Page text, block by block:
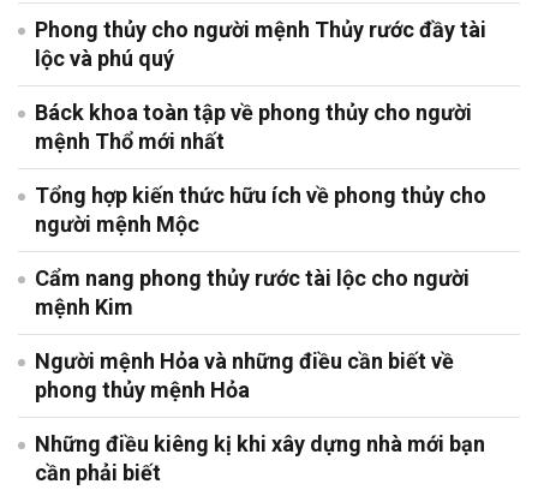
Phong thủy cho người mệnh Thủy rước đầy tài
lộc và phú quý
Báck khoa toàn tập về phong thủy cho người
mệnh Thổ mới nhất
Tổng hợp kiến thức hữu ích về phong thủy cho
người mệnh Mộc
Cẩm nang phong thủy rước tài lộc cho người
mệnh Kim
Người mệnh Hỏa và những điều cần biết về
phong thủy mệnh Hỏa
Những điều kiêng kị khi xây dựng nhà mới bạn
cần phải biết